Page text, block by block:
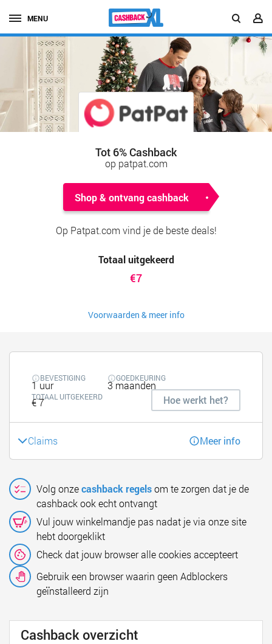
MENU
Tot 6% Cashback
op patpat.com
Shop & ontvang cashback
Op Patpat.com vind je de beste deals!
Totaal uitgekeerd
€7
Voorwaarden & meer info
BEVESTIGING
1 uur
GOEDKEURING
3 maanden
TOTAAL UITGEKEERD
€ 7 Hoe werkt het?
Claims Meer info
Volg onzecashback regelsom te zorgen dat je de
cashback ook echt ontvangt
Vul jouw winkelmandje pas nadat je via onze site
hebt doorgeklikt
Check dat jouw browser alle cookies accepteert
Gebruik een browser waarin geen Adblockers
geïnstalleerd zijn
Cashback overzicht